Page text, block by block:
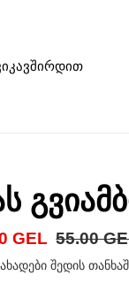
GEL ფასი
55.00
შედის